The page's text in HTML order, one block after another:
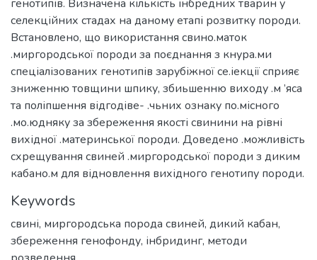
генотипів. Визначена кількість інбредних тварин у
селекційних стадах на даному етапі розвитку породи.
Встановлено, що використання свино.маток
.миргородської породи за поєднання з кнура.ми
спеціалізованих генотипів зарубіжної се.іекції сприяє
зниженню товщини шпику, збиьшенню виходу .м ’яса
та поліпшення відгодіве- .чьних ознаку по.місного
.мо.юдняку за збереження якості свинини на рівні
вихідної .материнської породи. Доведено .можливість
схрещування свиней .миргородської породи з диким
кабано.м для відновлення вихідного генотипу породи.
Keywords
свині, миргородська порода свиней, дикий кабан,
збереження генофонду, інбридинг, методи